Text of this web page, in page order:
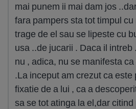
mai punem ii mai dam jos
fara pampers sta tot timpul
trage de el sau se lipeste cu
usa ..de jucarii . Daca il
nu , adica, nu se manifesta
.La inceput am crezut ca este
fixatie de a lui , ca a
sa se tot atinga la el,dar